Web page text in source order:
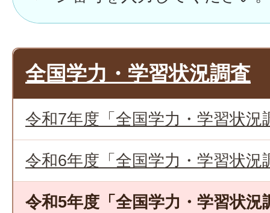
全国学力・学習状況調査
令和7年度「全国学力・学習状況
令和6年度「全国学力・学習状況
令和5年度「全国学力・学習状況